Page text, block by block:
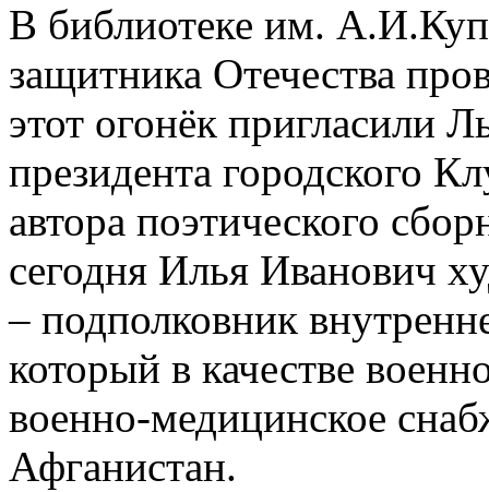
В библиотеке им.
защитника Отечества
этот огонёк пригласили
президента городского
автора поэтического
сегодня Илья Иванович
– подполковник
который в качестве
военно-медицинское
Афганистан.